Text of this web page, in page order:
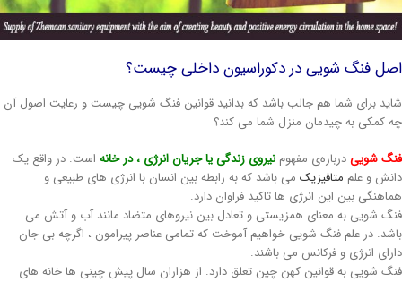
فنگ شویی در دکوراسیون داخلی چیست؟
برای شما هم جالب باشد که بدانید قوانین فنگ شویی چیست و رعایت اصول آن
کمکی به چیدمان منزل شما می کند؟
شوییدرباره‌ی مفهومنیروی زندگی یا جریان انرژی ، در خانهاست. در واقع یک
و علممتافیزیکمی باشد که به رابطه بین انسان با انرژی های طبیعی و
بین این انرژی ها تاکید فراوان دارد.
شویی به معنای همزیستی و تعادل بین نیروهای متضاد مانند آب و آتش می
در علم فنگ شویی خواهیم آموخت که تمامی عناصر پیرامون ، اگرچه بی جان
انرژی و فرکانس می باشند.
شویی به قوانین کهن چین تعلق دارد. از هزاران سال پیش چینی ها خانه های